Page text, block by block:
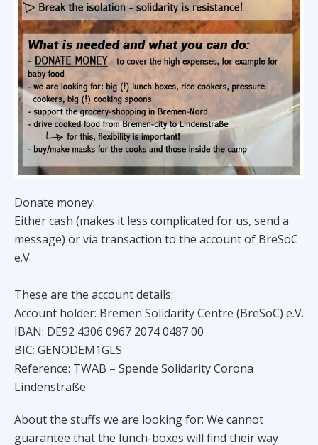
Donate money:
Either cash (makes it less complicated for us, send a
message) or via transaction to the account of BreSoC
e.V.
These are the account details:
Account holder: Bremen Solidarity Centre (BreSoC) e.V.
IBAN: DE92 4306 0967 2074 0487 00
BIC: GENODEM1GLS
Reference: TWAB – Spende Solidarity Corona
Lindenstraße
About the stuffs we are looking for: We cannot
guarantee that the lunch-boxes will find their way